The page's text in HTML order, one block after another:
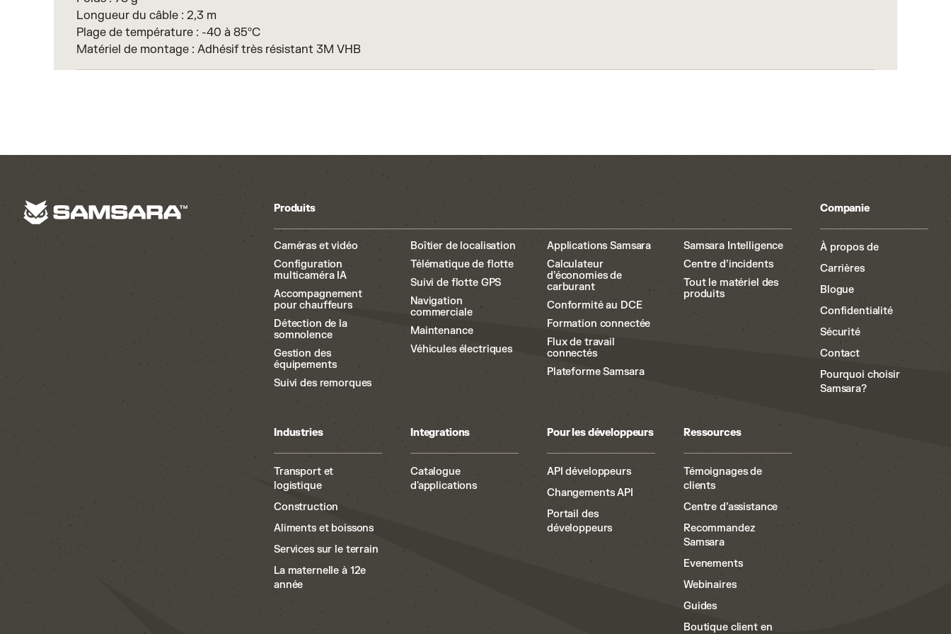
Longueur du câble : 2,3 m
Plage de température : -40 à 85ºC
Matériel de montage : Adhésif très résistant 3M VHB
Produits
Caméras et vidéo
Configuration
multicaméra IA
Accompagnement
pour chauffeurs
Détection de la
somnolence
Gestion des
équipements
Suivi des remorques
Boîtier de localisation
Télématique de flotte
Suivi de flotte GPS
Navigation
commerciale
Maintenance
Véhicules électriques
Applications Samsara
Calculateur
d’économies de
carburant
Conformité au DCE
Formation connectée
Flux de travail
connectés
Plateforme Samsara
Samsara Intelligence
Centre d’incidents
Tout le matériel des
produits
Companie
À propos de
Carrières
Blogue
Confidentialité
Sécurité
Contact
Pourquoi choisir
Samsara?
Industries
Transport et
logistique
Construction
Aliments et boissons
Services sur le terrain
La maternelle à 12e
année
Integrations
Catalogue
d'applications
Pour les développeurs
API développeurs
Changements API
Portail des
développeurs
Ressources
Témoignages de
clients
Centre d’assistance
Recommandez
Samsara
Evenements
Webinaires
Guides
Boutique client en